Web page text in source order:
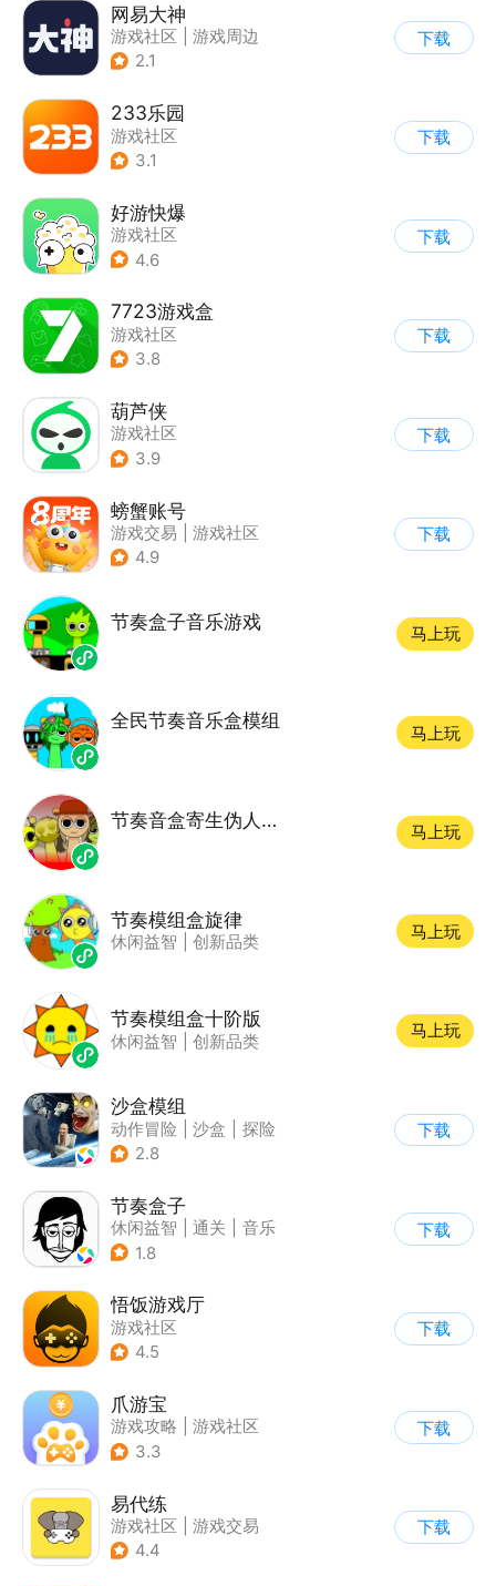
网易大神
游戏社区
游戏周边
2.1
下载
233乐园
游戏社区
3.1
下载
好游快爆
游戏社区
4.6
下载
7723游戏盒
游戏社区
3.8
下载
葫芦侠
游戏社区
3.9
下载
螃蟹账号
游戏交易
游戏社区
| 代练陪玩
4.9
下载
节奏盒子音乐游戏
马上玩
全民节奏音乐盒模组
马上玩
节奏音盒寄生伪人模组
马上玩
节奏模组盒旋律
休闲益智 创新品类
马上玩
节奏模组盒十阶版
休闲益智 创新品类
马上玩
沙盒模组
动作冒险 沙盒
探险
| 卡通
2.8
下载
节奏盒子
休闲益智 通关
音乐
1.8
下载
悟饭游戏厅
游戏社区
4.5
下载
爪游宝
游戏攻略
游戏社区
3.3
下载
易代练
游戏社区
游戏交易
| 游戏攻略
4.4
下载